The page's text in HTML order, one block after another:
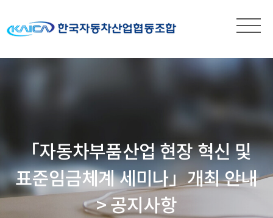
「자동차부품산업 현장 혁신 및
표준임금체계 세미나」개최 안내
> 공지사항